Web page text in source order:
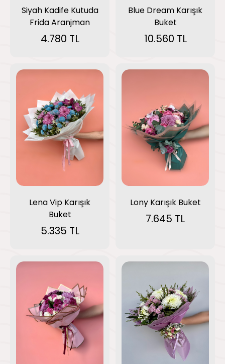
Siyah Kadife Kutuda
Frida Aranjman
4.780 TL
Blue Dream Karışık
Buket
10.560 TL
Lena Vip Karışık
Buket
5.335 TL
Lony Karışık Buket
7.645 TL